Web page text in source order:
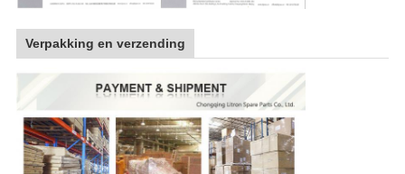
Verpakking en verzending